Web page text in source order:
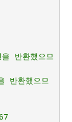
반환했으므
환했으므